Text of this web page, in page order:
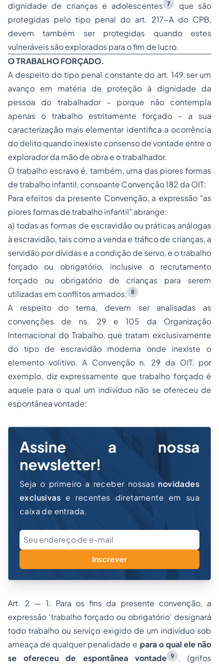
dignidade de crianças e adolescentes 7
que são
protegidas pelo tipo penal do art. 217-A do CPB,
devem também ser protegidas quando estes
vulneráveis são explorados para o fim de lucro.
O TRABALHO FORÇADO.
A despeito do tipo penal constante do art. 149 ser um
avanço em matéria de proteção à dignidade da
pessoa do trabalhador – porque não contempla
apenas o trabalho estritamente forçado – a sua
caracterização mais elementar identifica a ocorrência
do delito quando inexiste consenso de vontade entre o
explorador da mão de obra e o trabalhador.
O trabalho escravo é, também, uma das piores formas
de trabalho infantil, consoante Convenção 182 da OIT:
Para efeitos da presente Convenção, a expressão "as
piores formas de trabalho infantil" abrange:
a) todas as formas de escravidão ou práticas análogas
à escravidão, tais como a venda e tráfico de crianças, a
servidão por dívidas e a condição de servo, e o trabalho
forçado ou obrigatório, inclusive o recrutamento
forçado ou obrigatório de crianças para serem
utilizadas em conflitos armados;
8
A respeito do tema, devem ser analisadas as
convenções de ns. 29 e 105 da Organização
Internacional do Trabalho, que tratam exclusivamente
do tipo de escravidão moderna onde inexiste o
elemento volitivo. A Convenção n. 29 da OIT, por
exemplo, diz expressamente que trabalho forçado é
aquele para o qual um indivíduo não se ofereceu de
espontânea vontade:
Assine a nossa
newsletter!
Seja o primeiro a receber nossas novidades
exclusivas e recentes diretamente em sua
caixa de entrada.
Inscrever
Art. 2 — 1. Para os fins da presente convenção, a
expressão ‘trabalho forçado ou obrigatório’ designará
todo trabalho ou serviço exigido de um indivíduo sob
ameaça de qualquer penalidade e para o qual ele não
se ofereceu de espontânea vontade 9 . (grifos